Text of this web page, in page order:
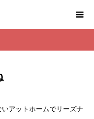
アットホームでリーズナ